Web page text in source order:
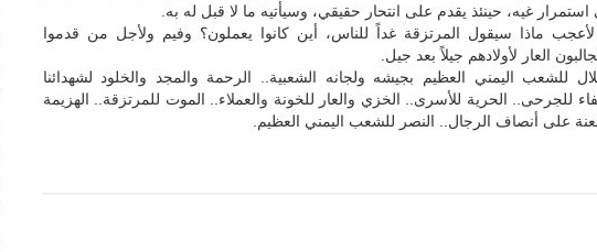
غيه، حينئذ يقدم على انتحار حقيقي، وسيأتيه ما لا قبل له به.
لأعجب ماذا سيقول المرتزقة غداً للناس، أين كانوا يعملون؟ وفيم ولأجل من قدموا
العار لأولادهم جيلاً بعد جيل.
للشعب اليمني العظيم بجيشه ولجانه الشعبية.. الرحمة والمجد والخلود لشهدائنا
للجرحى.. الحرية للأسرى.. الخزي والعار للخونة والعملاء.. الموت للمرتزقة.. الهزيمة
على أنصاف الرجال.. النصر للشعب اليمني العظيم.